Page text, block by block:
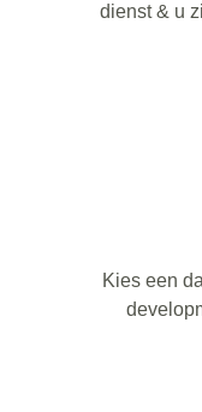
dienst & u
Kies een